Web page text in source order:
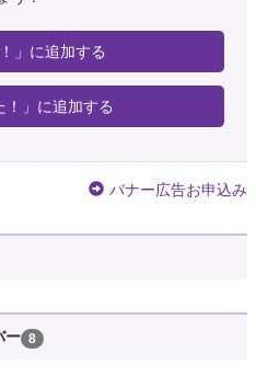
」に追加する
！」に追加する
バナー広告お申込み
ー 8